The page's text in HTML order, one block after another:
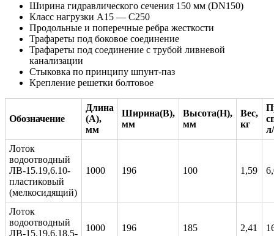
Ширина гидравлического сечения 150 мм (DN150)
Класс нагрузки А15 — C250
Продольные и поперечные ребра жесткости
Трафареты под боковое соединение
Трафареты под соединение с трубой ливневой
канализации
Стыковка по принципу шпунт-паз
Крепление решетки болтовое
Обозначение
Длина
(А),
мм
Ширина(В),
мм
Высота(H),
мм
Вес,
кг
Лоток
водоотводный
ЛВ-15.19,6.10-
пластиковый
(мелкосидящий)
1000 196 100 1,59
Лоток
водоотводный
ЛВ-15.19,6.18,5-
1000 196 185 2,41